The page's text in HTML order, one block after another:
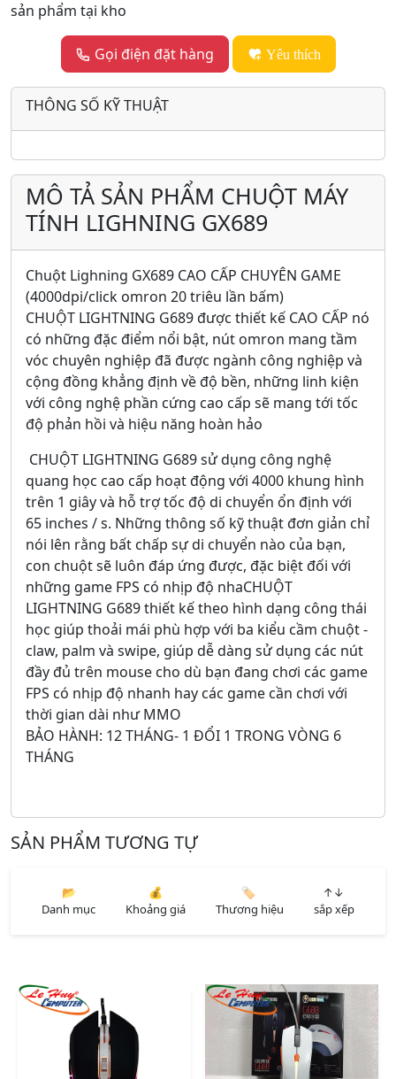
sản phẩm tại kho
Gọi điện đặt hàng Yêu thích
THÔNG SỐ KỸ THUẬT
MÔ TẢ SẢN PHẨM CHUỘT MÁY
TÍNH LIGHNING GX689
Chuột Lighning GX689 CAO CẤP CHUYÊN GAME
(4000dpi/click omron 20 triêu lần bấm)
CHUỘT LIGHTNING G689 được thiết kế CAO CẤP nó
có những đặc điểm nổi bật, nút omron mang tầm
vóc chuyên nghiệp đã được ngành công nghiệp và
cộng đồng khẳng định về độ bền, những linh kiện
với công nghệ phần cứng cao cấp sẽ mang tới tốc
độ phản hồi và hiệu năng hoàn hảo
CHUỘT LIGHTNING G689 sử dụng công nghệ
quang học cao cấp hoạt động với 4000 khung hình
trên 1 giây và hỗ trợ tốc độ di chuyển ổn định với
65 inches / s. Những thông số kỹ thuật đơn giản chỉ
nói lên rằng bất chấp sự di chuyển nào của bạn,
con chuột sẽ luôn đáp ứng được, đặc biệt đối với
những game FPS có nhịp độ nhaCHUỘT
LIGHTNING G689 thiết kế theo hình dạng công thái
học giúp thoải mái phù hợp với ba kiểu cầm chuột -
claw, palm và swipe, giúp dễ dàng sử dụng các nút
đầy đủ trên mouse cho dù bạn đang chơi các game
FPS có nhịp độ nhanh hay các game cần chơi với
thời gian dài như MMO
BẢO HÀNH: 12 THÁNG- 1 ĐỔI 1 TRONG VÒNG 6
THÁNG
SẢN PHẨM TƯƠNG TỰ
📂
Danh mục
💰
Khoảng giá
🏷️
Thương hiệu
↑↓
sắp xếp